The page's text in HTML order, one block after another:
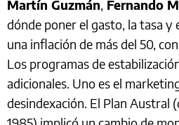
Martín Guzmán, Fernando
dónde poner el gasto, la tasa y
una inflación de más del 50,
Los programas de
adicionales. Uno es el
desindexación. El Plan Austral